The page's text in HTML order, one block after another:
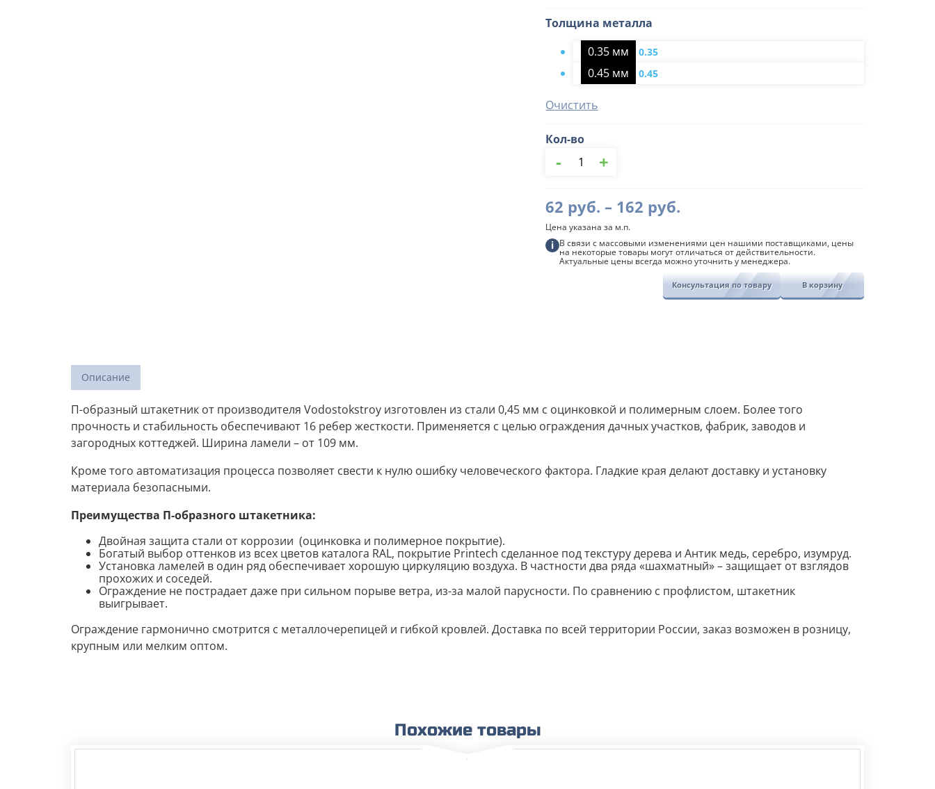
Толщина металла
0.35 мм
0.35
0.45 мм 0.45
Очистить
Кол-во
товара
Евроштакетник
109мм
Водостокстрой
- +
62 руб. – 162 руб.
62
руб.
–
162
Цена указана за м.п.
i В связи с массовыми изменениями цен нашими поставщиками, цены
на некоторые товары могут отличаться от действительности.
Актуальные цены всегда можно уточнить у менеджера.
Консультация по товару В корзину
Описание
П-образный штакетник от производителя Vodostokstroy изготовлен из стали 0,45 мм с оцинковкой и полимерным слоем. Более того
прочность и стабильность обеспечивают 16 ребер жесткости. Применяется с целью ограждения дачных участков, фабрик, заводов и
загородных коттеджей. Ширина ламели – от 109 мм.
Кроме того автоматизация процесса позволяет свести к нулю ошибку человеческого фактора. Гладкие края делают доставку и установку
материала безопасными.
Преимущества П-образного штакетника:
Двойная защита стали от коррозии (оцинковка и полимерное покрытие).
Богатый выбор оттенков из всех цветов каталога RAL, покрытие Printech сделанное под текстуру дерева и Антик медь, серебро, изумруд.
Установка ламелей в один ряд обеспечивает хорошую циркуляцию воздуха. В частности два ряда «шахматный» – защищает от взглядов
прохожих и соседей.
Ограждение не пострадает даже при сильном порыве ветра, из-за малой парусности. По сравнению с профлистом, штакетник
выигрывает.
Ограждение гармонично смотрится с металлочерепицей и гибкой кровлей. Доставка по всей территории России, заказ возможен в розницу,
крупным или мелким оптом.
Похожие товары